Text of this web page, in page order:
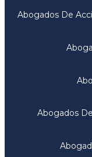
Abogados De
Abogados